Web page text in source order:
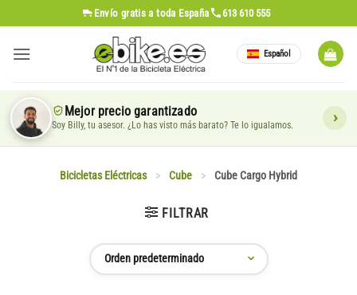
al
contenido
Envío gratis a toda España 613 610 555
Español
Mejor precio garantizado
Soy Billy, tu asesor. ¿Lo has visto más barato? Te lo igualamos.
Bicicletas Eléctricas > Cube > Cube Cargo Hybrid
FILTRAR